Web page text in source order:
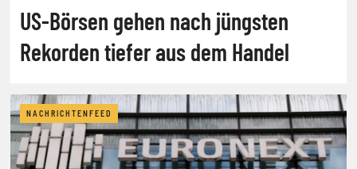
US-Börsen gehen nach jüngsten
Rekorden tiefer aus dem Handel
NACHRICHTENFEED